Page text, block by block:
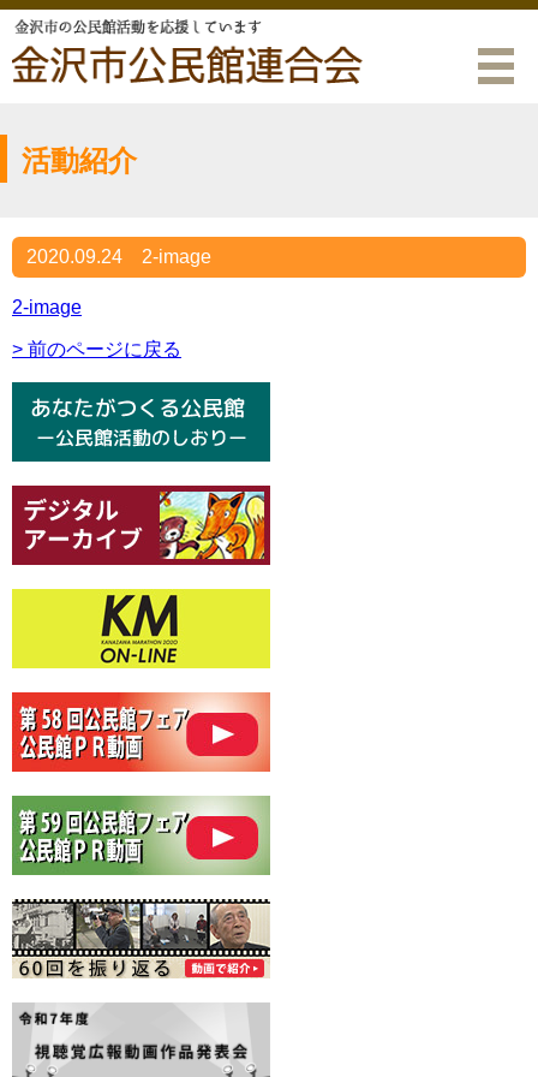
活動紹介
2020.09.24 2-image
2-image
> 前のページに戻る